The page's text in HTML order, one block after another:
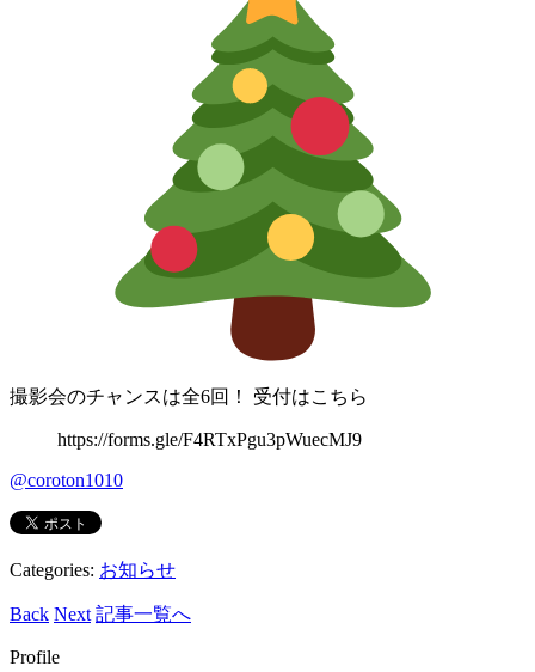
撮影会のチャンスは全6回！ 受付はこちら
https://forms.gle/F4RTxPgu3pWuecMJ9
@coroton1010
Categories: お知らせ
Back Next 記事一覧へ
Profile